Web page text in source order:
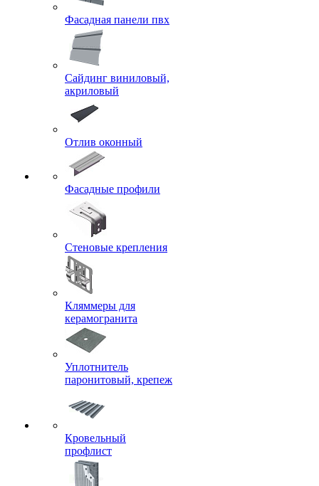
Фасадная панели пвх
Сайдинг виниловый,
акриловый
Отлив оконный
Фасадные профили
Стеновые крепления
Кляммеры для
керамогранита
Уплотнитель
паронитовый, крепеж
Кровельный
профлист